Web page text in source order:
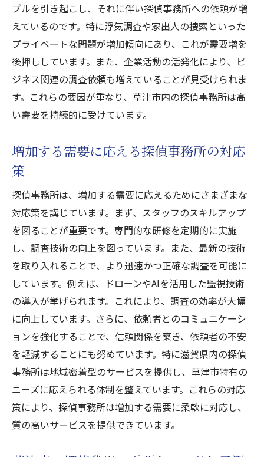
ブルを引き起こし、それに伴い探偵事務所への依頼が増
えているのです。特に浮気調査や家出人の捜索といった
プライベートな問題が増加傾向にあり、これが需要増を
後押ししています。また、企業活動の活発化により、ビ
ジネス関連の調査依頼も増えていることが見受けられま
す。これらの要因が重なり、草津市内の探偵事務所は高
い需要を持続的に受けています。
増加する需要に応える探偵事務所の対応
策
探偵事務所は、増加する需要に応えるためにさまざまな
対応策を講じています。まず、スタッフのスキルアップ
を図ることが重要です。専門的な研修を定期的に実施
し、調査技術の向上を図っています。また、最新の技術
を取り入れることで、より迅速かつ正確な調査を可能に
しています。例えば、ドローンやAIを活用した監視技術
の導入が挙げられます。これにより、調査の効率が大幅
に向上しています。さらに、依頼者とのコミュニケーシ
ョンを強化することで、信頼関係を築き、依頼者の不安
を軽減することにも努めています。特に滋賀県内の探偵
事務所は地域密着型のサービスを提供し、草津市特有の
ニーズに応えられる体制を整えています。これらの対応
策により、探偵事務所は増加する需要に柔軟に対応し、
質の高いサービスを提供できています。